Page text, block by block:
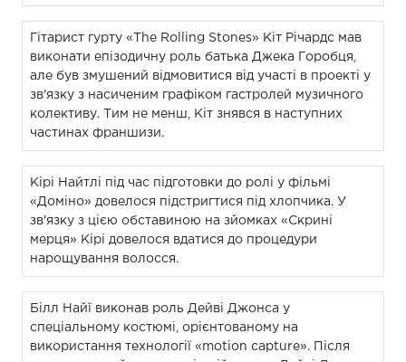
Гітарист гурту «The Rolling Stones» Кіт Річардс мав
виконати епізодичну роль батька Джека Горобця,
але був змушений відмовитися від участі в проекті у
зв'язку з насиченим графіком гастролей музичного
колективу. Тим не менш, Кіт знявся в наступних
частинах франшизи.
Кірі Найтлі під час підготовки до ролі у фільмі
«Доміно» довелося підстригтися під хлопчика. У
зв'язку з цією обставиною на зйомках «Скрині
мерця» Кірі довелося вдатися до процедури
нарощування волосся.
Білл Найї виконав роль Дейві Джонса у
спеціальному костюмі, орієнтованому на
використання технології «motion capture». Після